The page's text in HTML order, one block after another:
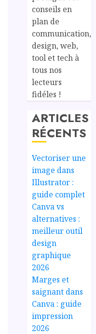
conseils en
plan de
communication,
design, web,
tool et tech à
tous nos
lecteurs
fidéles !
ARTICLES
RÉCENTS
Vectoriser une
image dans
Illustrator :
guide complet
Canva vs
alternatives :
meilleur outil
design
graphique
2026
Marges et
saignant dans
Canva : guide
impression
2026